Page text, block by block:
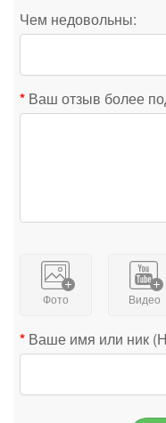
Чем недовольны:
Ваш отзыв более
Фото Видео
Ваше имя или ник